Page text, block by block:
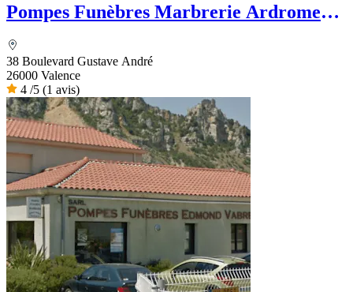
Pompes Funèbres Marbrerie Ardrome
38 Boulevard Gustave André
26000 Valence
4 /5 (1 avis)